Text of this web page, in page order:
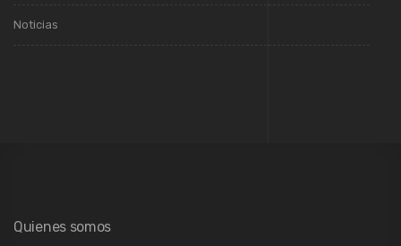
Noticias
Quienes somos